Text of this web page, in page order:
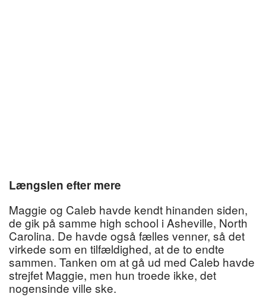
Længslen efter mere
Maggie og Caleb havde kendt hinanden siden,
de gik på samme high school i Asheville, North
Carolina. De havde også fælles venner, så det
virkede som en tilfældighed, at de to endte
sammen. Tanken om at gå ud med Caleb havde
strejfet Maggie, men hun troede ikke, det
nogensinde ville ske.